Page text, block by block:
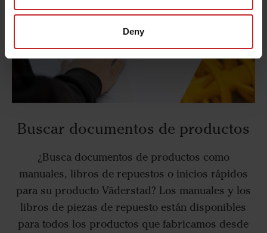
Deny
Buscar documentos de productos
¿Busca documentos de productos como
manuales, libros de repuestos o inicios rápidos
para su producto Väderstad? Los manuales y los
libros de piezas de repuesto están disponibles
para todos los productos que fabricamos desde